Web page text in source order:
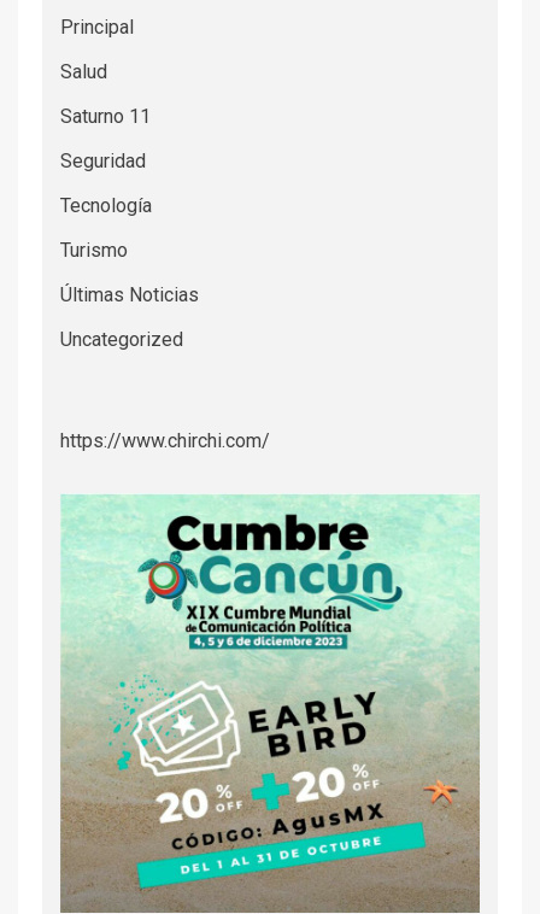
Principal
Salud
Saturno 11
Seguridad
Tecnología
Turismo
Últimas Noticias
Uncategorized
https://www.chirchi.com/